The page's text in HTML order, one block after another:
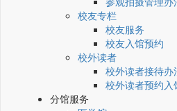
校友专栏
校友服务
校友入馆预约
校外读者
校外读者接待办
校外读者预约入
分馆服务